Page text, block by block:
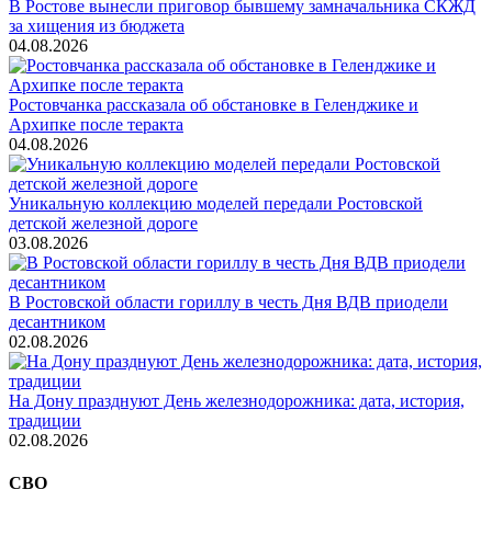
В Ростове вынесли приговор бывшему замначальника СКЖД
за хищения из бюджета
04.08.2026
Ростовчанка рассказала об обстановке в Геленджике и
Архипке после теракта
04.08.2026
Уникальную коллекцию моделей передали Ростовской
детской железной дороге
03.08.2026
В Ростовской области гориллу в честь Дня ВДВ приодели
десантником
02.08.2026
На Дону празднуют День железнодорожника: дата, история,
традиции
02.08.2026
СВО